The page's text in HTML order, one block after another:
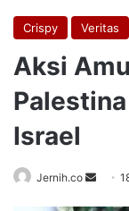
Crispy Veritas
Aksi
Israel
Jernih.co
Send